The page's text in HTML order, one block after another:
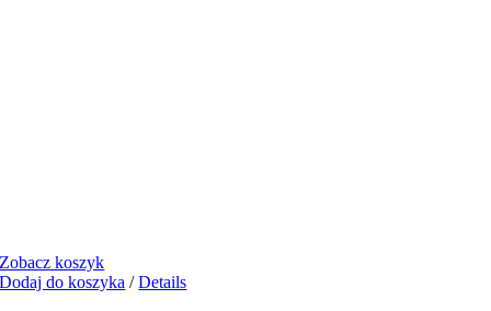
Zobacz koszyk
Dodaj do koszyka / Details